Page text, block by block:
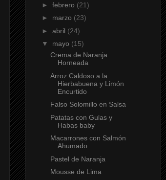
► febrero (21)
► marzo (23)
► abril (24)
▼ mayo (15)
Crema de Naranja
Horneada
Arroz Caldoso a la
Hierbabuena y Limón
Encurtido
Falso Solomillo en Salsa
Patatas con Gulas y
Habas baby
Macarrones con Salmón
Ahumado
Pastel de Naranja
Mousse de Lima